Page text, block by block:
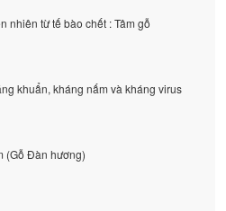
nhiên từ tế bào chết : Tâm gỗ
khuẩn, kháng nấm và kháng virus
(Gỗ Đàn hương)